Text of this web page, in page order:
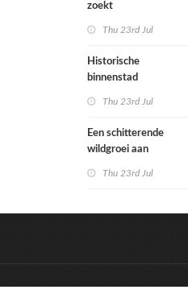
zoekt
doorrekenen met
CO2-rekenmethode
Thu 23rd Jul
Historische
binnenstad
werelderfgoed
Thu 23rd Jul
Een schitterende
wildgroei aan
Thu 23rd Jul